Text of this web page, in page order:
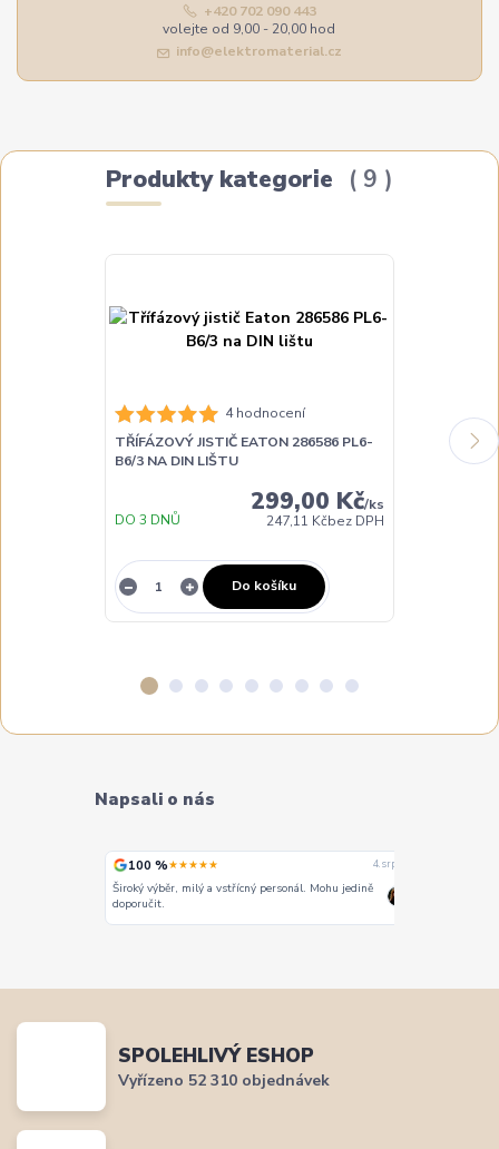
+420 702 090 443
volejte od 9,00 - 20,00 hod
info@elektromaterial.cz
Produkty kategorie 9
4 hodnocení
TŘÍFÁZOVÝ JISTIČ EATON 286586 PL6-
B6/3 NA DIN LIŠTU
299,00 Kč/ks
247,11 Kčbez DPH
DO 3 DNŮ
Do košíku
TŘÍFÁZOVÝ
B10/3 NA
Napsali o nás
100 %★★★★★ 4. srpna
Široký výběr, milý a vstřícný personál. Mohu jedině
doporučit.
SPOLEHLIVÝ ESHOP
Vyřízeno 52 310 objednávek